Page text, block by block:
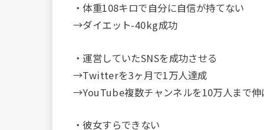
・体重108キロで自分に自信が持てない
→ダイエット-40kg成功
・運営していたSNSを成功させる
→Twitterを3ヶ月で1万人達成
→YouTube複数チャンネルを10万人まで伸
・彼女すらできない